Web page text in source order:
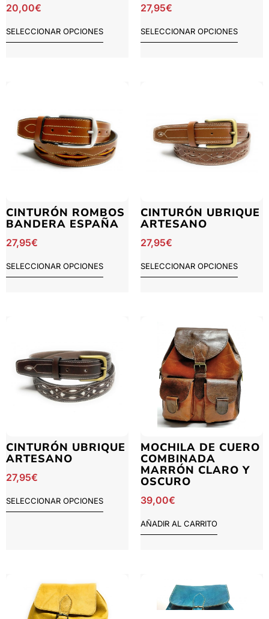
20,00€
SELECCIONAR OPCIONES
27,95€
SELECCIONAR OPCIONES
CINTURÓN ROMBOS
BANDERA ESPAÑA
27,95€
SELECCIONAR OPCIONES
CINTURÓN UBRIQUE
ARTESANO
27,95€
SELECCIONAR OPCIONES
CINTURÓN UBRIQUE
ARTESANO
27,95€
SELECCIONAR OPCIONES
MOCHILA DE CUERO
COMBINADA
MARRÓN CLARO Y
OSCURO
39,00€
AÑADIR AL CARRITO